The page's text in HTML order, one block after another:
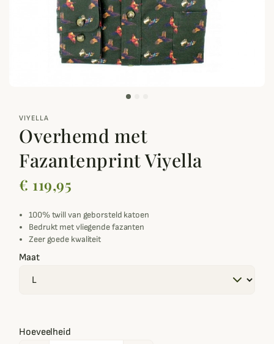
VIYELLA
Overhemd met
Fazantenprint Viyella
€ 119,95
100% twill van geborsteld katoen
Bedrukt met vliegende fazanten
Zeer goede kwaliteit
Maat
Hoeveelheid